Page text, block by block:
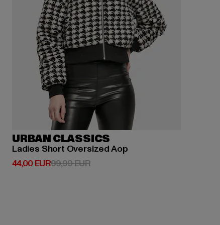
URBAN CLASSICS
Ladies Short Oversized Aop
44,00 EUR
Derzeitiger Preis: 44,00 EUR
99,99 EURAktionspreis: 99,99 EUR